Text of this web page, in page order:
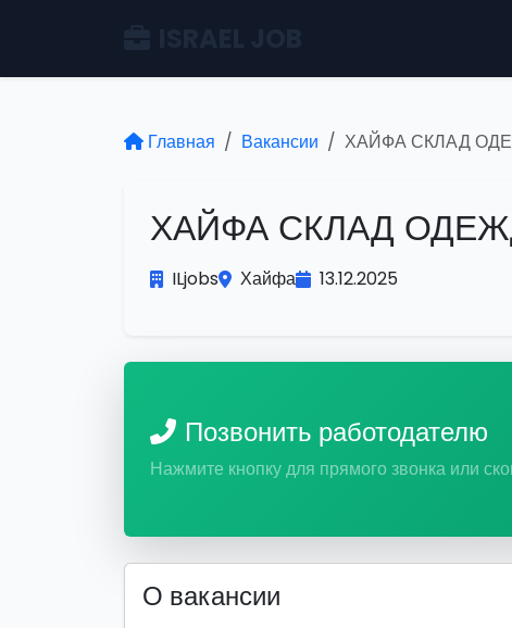
Главная Вакансии ХАЙФА СКЛАД
ХАЙФА СКЛАД
ILjobs Хайфа 13.12.2025
Позвонить работодателю
Нажмите кнопку для прямого звонка или
О вакансии